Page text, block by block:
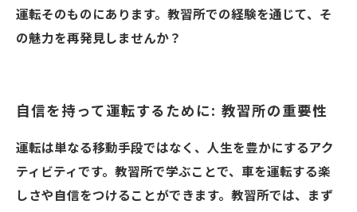
運転そのものにあります。教習所での経験を通じて、そ
の魅力を再発見しませんか？
自信を持って運転するために: 教習所の重要性
運転は単なる移動手段ではなく、人生を豊かにするアク
ティビティです。教習所で学ぶことで、車を運転する楽
しさや自信をつけることができます。教習所では、まず